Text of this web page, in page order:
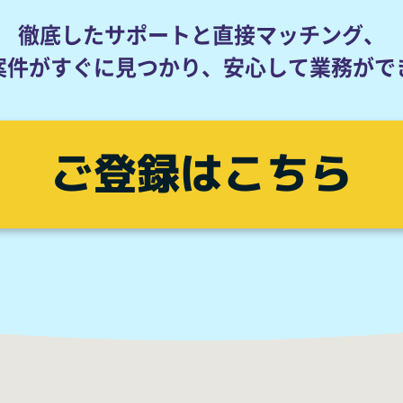
徹底したサポートと直接マッチング、
がすぐに見つかり、 安心して業務がで
ご登録はこちら